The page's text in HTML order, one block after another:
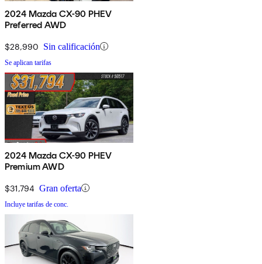
2024 Mazda CX-90 PHEV
Preferred AWD
$28,990 Sin calificación
Se aplican tarifas
2024 Mazda CX-90 PHEV
Premium AWD
$31,794 Gran oferta
Incluye tarifas de conc.